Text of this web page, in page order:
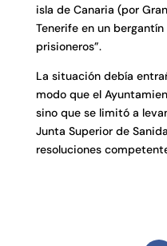
isla de Canaria (por
Tenerife en un
prisioneros”.
La situación debía
modo que el
sino que se limitó a
Junta Superior de
resoluciones